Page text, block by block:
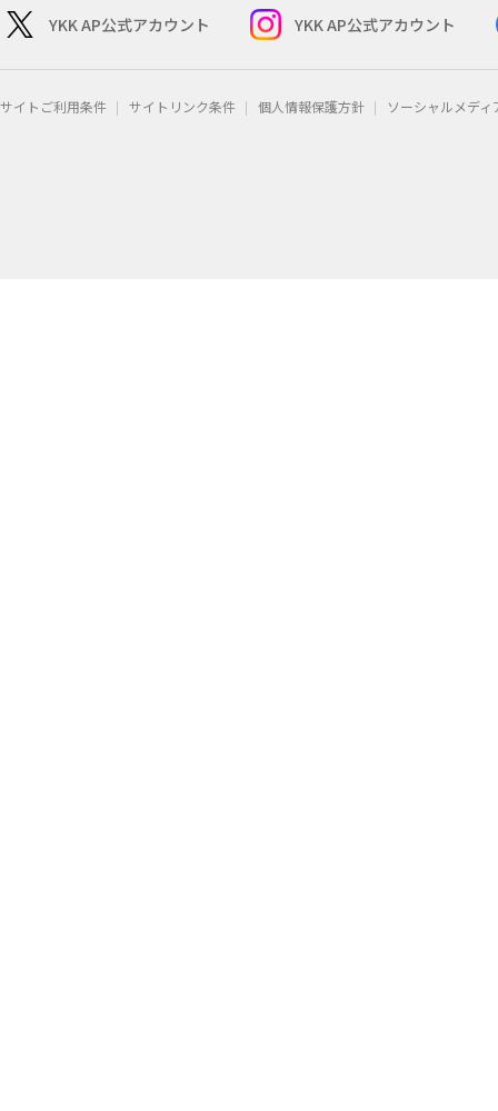
YKK AP公式アカウント YKK AP公式アカウント
サイトご利用条件 サイトリンク条件 個人情報保護方針 ソーシャルメデ